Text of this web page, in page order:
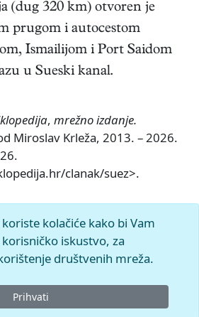
(dug 320 km) otvoren je
prugom i autocestom
Ismailijom i Port Saidom
u Sueski kanal.
, mrežno izdanje.
Miroslav Krleža, 2013. – 2026.
clanak/suez>.
kolačiće kako bi Vam
iskustvo, za
društvenih mreža.
Prihvati
zavodMiroslav Krleža